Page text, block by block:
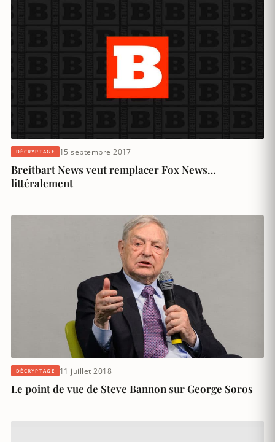
DÉCRYPTAGE 15 septembre 2017
Breitbart News veut remplacer Fox News…
littéralement
DÉCRYPTAGE 11 juillet 2018
Le point de vue de Steve Bannon sur George Soros